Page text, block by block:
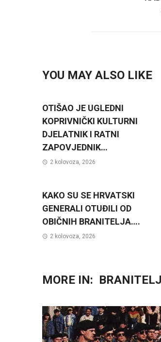
YOU MAY ALSO LIKE
OTIŠAO JE UGLEDNI
KOPRIVNIČKI KULTURNI
DJELATNIK I RATNI
ZAPOVJEDNIK…
2 kolovoza, 2026
KAKO SU SE HRVATSKI
GENERALI OTUĐILI OD
OBIČNIH BRANITELJA….
2 kolovoza, 2026
MORE IN: